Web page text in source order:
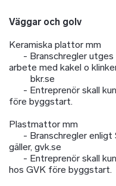
Väggar och golv
Keramiska plattor mm
- Branschregler utges
arbete med kakel o
bkr.se
- Entreprenör skall
före byggstart.
Plastmattor mm
- Branschregler enligt
gäller, gvk.se
- Entreprenör skall
hos GVK före byggstart.